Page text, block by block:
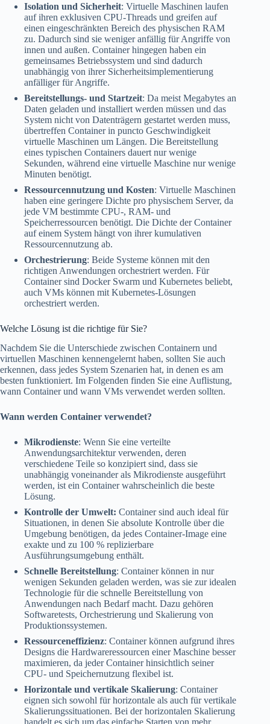
Isolation und Sicherheit: Virtuelle Maschinen laufen
auf ihren exklusiven CPU-Threads und greifen auf
einen eingeschränkten Bereich des physischen RAM
zu. Dadurch sind sie weniger anfällig für Angriffe von
innen und außen. Container hingegen haben ein
gemeinsames Betriebssystem und sind dadurch
unabhängig von ihrer Sicherheitsimplementierung
anfälliger für Angriffe.
Bereitstellungs- und Startzeit: Da meist Megabytes an
Daten geladen und installiert werden müssen und das
System nicht von Datenträgern gestartet werden muss,
übertreffen Container in puncto Geschwindigkeit
virtuelle Maschinen um Längen. Die Bereitstellung
eines typischen Containers dauert nur wenige
Sekunden, während eine virtuelle Maschine nur wenige
Minuten benötigt.
Ressourcennutzung und Kosten: Virtuelle Maschinen
haben eine geringere Dichte pro physischem Server, da
jede VM bestimmte CPU-, RAM- und
Speicherressourcen benötigt. Die Dichte der Container
auf einem System hängt von ihrer kumulativen
Ressourcennutzung ab.
Orchestrierung: Beide Systeme können mit den
richtigen Anwendungen orchestriert werden. Für
Container sind Docker Swarm und Kubernetes beliebt,
auch VMs können mit Kubernetes-Lösungen
orchestriert werden.
Welche Lösung ist die richtige für Sie?
Nachdem Sie die Unterschiede zwischen Containern und
virtuellen Maschinen kennengelernt haben, sollten Sie auch
erkennen, dass jedes System Szenarien hat, in denen es am
besten funktioniert. Im Folgenden finden Sie eine Auflistung,
wann Container und wann VMs verwendet werden sollten.
Wann werden Container verwendet?
Mikrodienste: Wenn Sie eine verteilte
Anwendungsarchitektur verwenden, deren
verschiedene Teile so konzipiert sind, dass sie
unabhängig voneinander als Mikrodienste ausgeführt
werden, ist ein Container wahrscheinlich die beste
Lösung.
Kontrolle der Umwelt: Container sind auch ideal für
Situationen, in denen Sie absolute Kontrolle über die
Umgebung benötigen, da jedes Container-Image eine
exakte und zu 100 % replizierbare
Ausführungsumgebung enthält.
Schnelle Bereitstellung: Container können in nur
wenigen Sekunden geladen werden, was sie zur idealen
Technologie für die schnelle Bereitstellung von
Anwendungen nach Bedarf macht. Dazu gehören
Softwaretests, Orchestrierung und Skalierung von
Produktionssystemen.
Ressourceneffizienz: Container können aufgrund ihres
Designs die Hardwareressourcen einer Maschine besser
maximieren, da jeder Container hinsichtlich seiner
CPU- und Speichernutzung flexibel ist.
Horizontale und vertikale Skalierung: Container
eignen sich sowohl für horizontale als auch für vertikale
Skalierungssituationen. Bei der horizontalen Skalierung